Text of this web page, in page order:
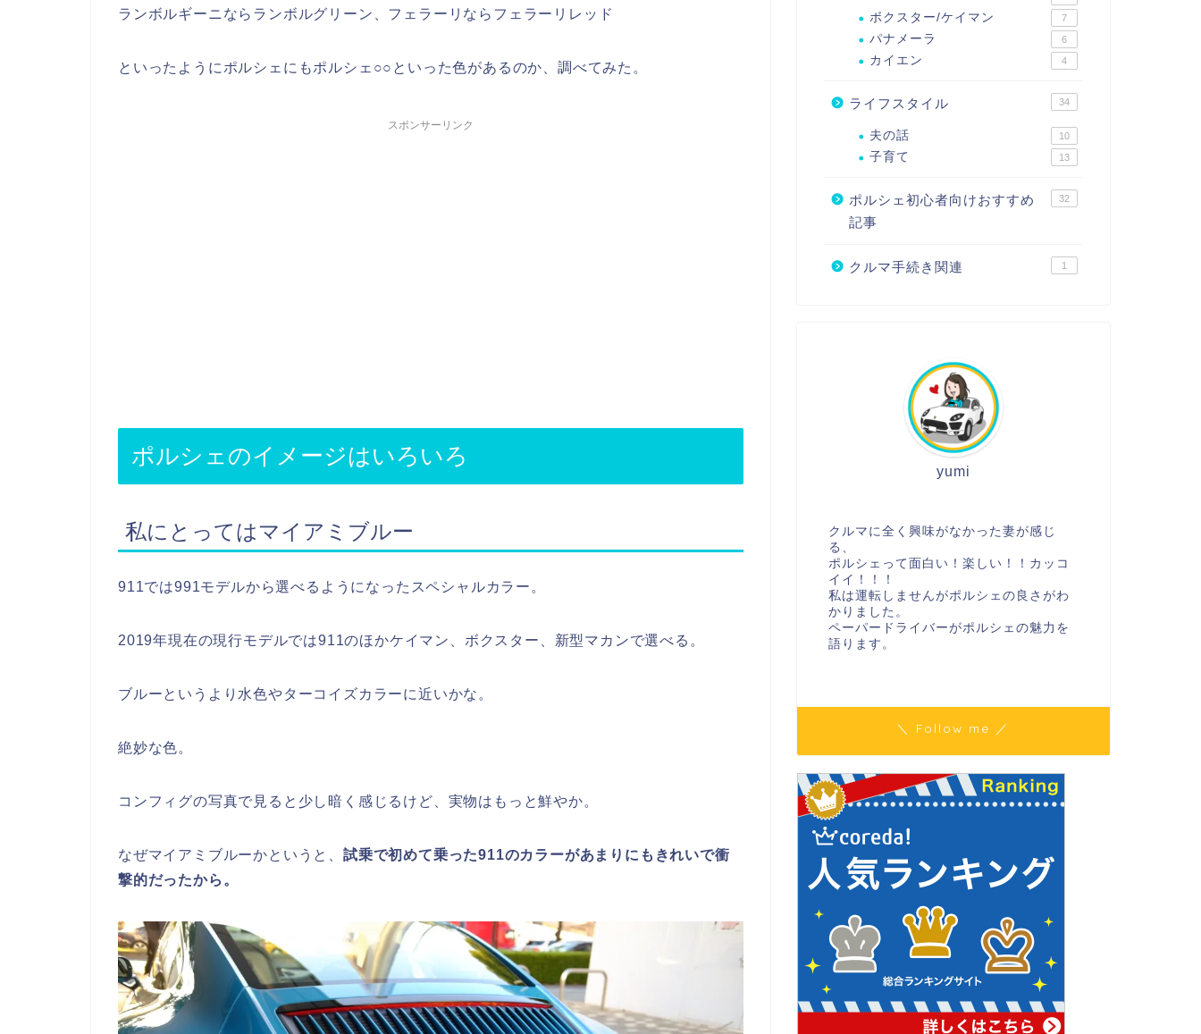
ランボルギーニならランボルグリーン、フェラーリならフェラーリレッド
といったようにポルシェにもポルシェ○○といった色があるのか、調べてみた。
スポンサーリンク
ポルシェのイメージはいろいろ
私にとってはマイアミブルー
911では991モデルから選べるようになったスペシャルカラー。
2019年現在の現行モデルでは911のほかケイマン、ボクスター、新型マカンで選べる。
ブルーというより水色やターコイズカラーに近いかな。
絶妙な色。
コンフィグの写真で見ると少し暗く感じるけど、実物はもっと鮮やか。
なぜマイアミブルーかというと、 試乗で初めて乗った911のカラーがあまりにもきれいで衝
撃的だったから。
ボクスター/ケイマン 7
パナメーラ 6
カイエン 4
ライフスタイル 34
夫の話 10
子育て 13
ポルシェ初心者向けおすすめ
記事
32
クルマ手続き関連 1
yumi
クルマに全く興味がなかった妻が感じ
る、
ポルシェって面白い！楽しい！！カッコ
イイ！！！
私は運転しませんがポルシェの良さがわ
かりました。
ペーパードライバーがポルシェの魅力を
語ります。
＼ Follow me ／